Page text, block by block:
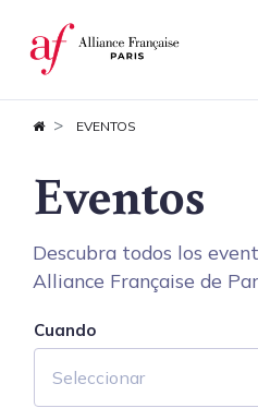
Panel de gestión de
EVENTOS
Eventos
Descubra todos los
Alliance Française de
Cuando
Seleccionar